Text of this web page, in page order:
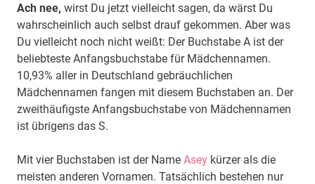
Ach nee, wirst Du jetzt vielleicht sagen, da wärst Du
wahrscheinlich auch selbst drauf gekommen. Aber was
Du vielleicht noch nicht weißt: Der Buchstabe A ist der
beliebteste Anfangsbuchstabe für Mädchennamen.
10,93% aller in Deutschland gebräuchlichen
Mädchennamen fangen mit diesem Buchstaben an. Der
zweithäufigste Anfangsbuchstabe von Mädchennamen
ist übrigens das S.
Mit vier Buchstaben ist der Name Asey kürzer als die
meisten anderen Vornamen. Tatsächlich bestehen nur